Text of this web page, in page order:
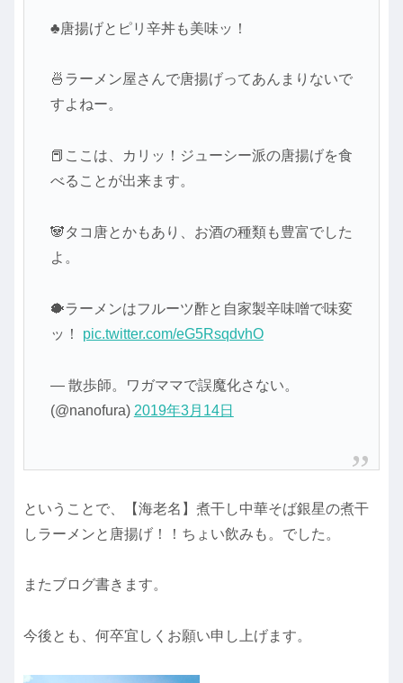
♣唐揚げとピリ辛丼も美味ッ！
🍜ラーメン屋さんで唐揚げってあんまりないで
すよねー。
📕ここは、カリッ！ジューシー派の唐揚げを食
べることが出来ます。
🐼タコ唐とかもあり、お酒の種類も豊富でした
よ。
🐡ラーメンはフルーツ酢と自家製辛味噌で味変
ッ！ pic.twitter.com/eG5RsqdvhO
— 散歩師。ワガママで誤魔化さない。
(@nanofura) 2019年3月14日
ということで、【海老名】煮干し中華そば銀星の煮干
しラーメンと唐揚げ！！ちょい飲みも。でした。
またブログ書きます。
今後とも、何卒宜しくお願い申し上げます。